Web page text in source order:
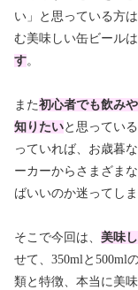
い」と思っている方
む美味しい缶ビールは
す。
また初心者でも飲み
知りたいと思ってい
っていれば、お歳暮
ーカーからさまざま
ばいいのか迷ってしま
そこで今回は、 美味
せて、350mlと500ml
類と特徴、本当に美